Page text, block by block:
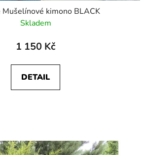
Mušelínové kimono BLACK
Skladem
1 150 Kč
DETAIL